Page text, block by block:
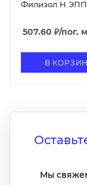
Филизол Н
507.60 ₽/пог. м
В
Мы